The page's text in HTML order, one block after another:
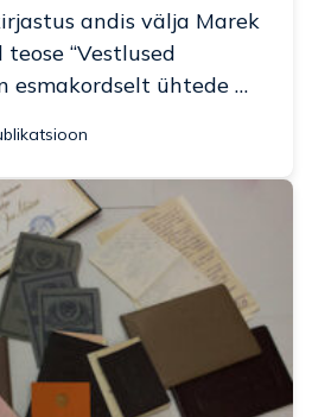
andis välja Marek
“Vestlused
esmakordselt ühtede …